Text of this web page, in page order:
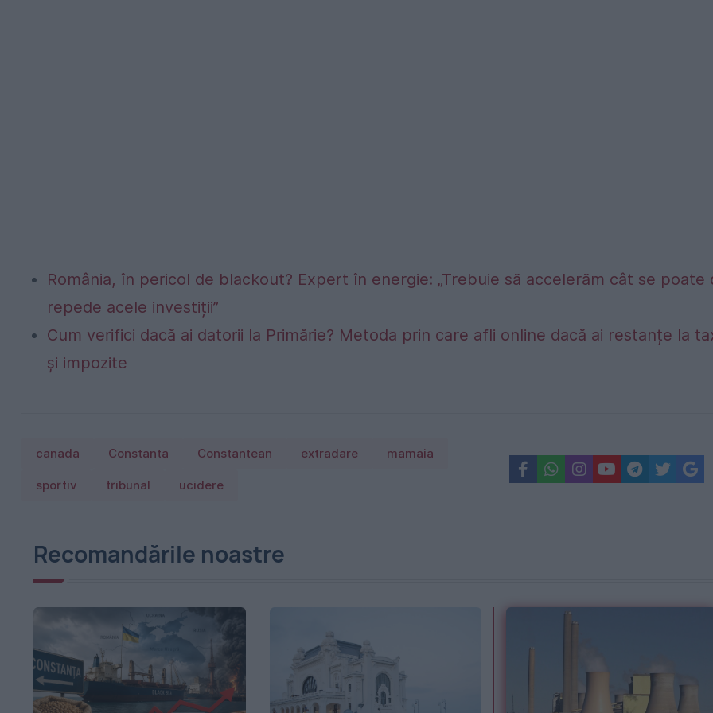
România, în pericol de blackout? Expert în energie: „Trebuie să accelerăm cât se poate
repede acele investiții”
Cum verifici dacă ai datorii la Primărie? Metoda prin care afli online dacă ai restanțe la
și impozite
canada Constanta Constantean extradare mamaia
sportiv tribunal ucidere
Recomandările noastre